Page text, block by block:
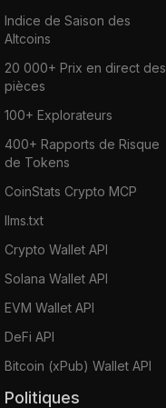
Indice de Saison des
Altcoins
20 000+ Prix en direct des
pièces
100+ Explorateurs
400+ Rapports de Risque
de Tokens
CoinStats Crypto MCP
llms.txt
Crypto Wallet API
Solana Wallet API
EVM Wallet API
DeFi API
Bitcoin (xPub) Wallet API
Politiques